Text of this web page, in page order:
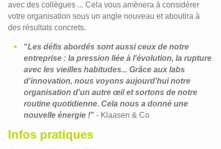
avec des collègues ... Cela vous amènera à considérer
votre organisation sous un angle nouveau et aboutira à
des résultats concrets.
“Les défis abordés sont aussi ceux de notre
entreprise : la pression liée à l'évolution, la rupture
avec les vieilles habitudes... Grâce aux labs
d'innovation, nous voyons aujourd'hui notre
organisation d'un autre œil et sortons de notre
routine quotidienne. Cela nous a donné une
nouvelle énergie !” - Klaasen & Co
Infos pratiques